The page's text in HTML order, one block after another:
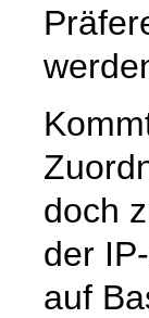
doch
der
auf